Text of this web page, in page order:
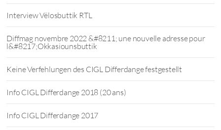
Interview Vëlosbuttik RTL
Diffmag novembre 2022 &#8211; une nouvelle adresse pour
l&#8217;Okkasiounsbuttik
Keine Verfehlungen des CIGL Differdange festgestellt
Info CIGL Differdange 2018 (20 ans)
Info CIGL Differdange 2017